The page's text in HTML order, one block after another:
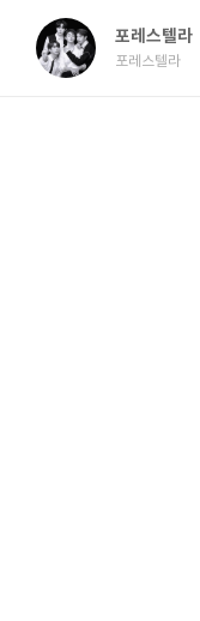
포레스텔라
포레스텔라